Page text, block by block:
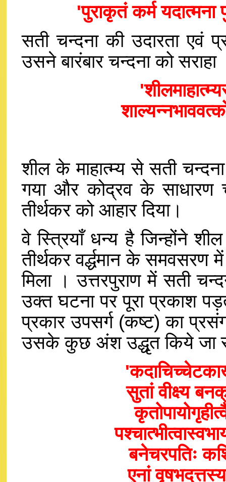
'पुराकृतं कर्म
सती चन्दना की उदारता एवं
उसने बारंबार चन्दना को
शील के माहात्म्य से सती
गया और कोद्रव के साधारण
तीर्थकर को आहार दिया।
वे स्त्रियाँ धन्य है जिन्होंने
तीर्थकर वर्द्धमान के समवसरण
मिला । उत्तरपुराण में सती
उक्त घटना पर पूरा प्रकाश
प्रकार उपसर्ग (कष्ट) का
उसके कुछ अंश उद्धृत किये जा
सुतां वीक्ष्य
बनेचरपतिः
एनां